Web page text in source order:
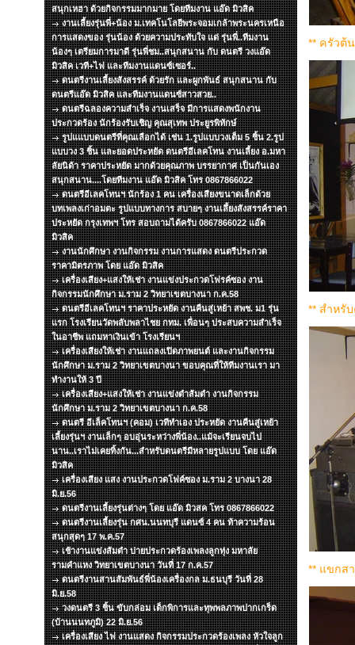
สนุกเหฮา ด้วยกิจกรรมมากมาย โดยทีมงาน แอ๊ด มิวสิค
งานเลี้ยงรุ่นพี่+น้อง ม.เทคโนโลยีพระจอมเกล้าพระนครเหนือ
การแสดงของ รุ่นน้อง ด้วยความประทับใจ แด่ รุ่นพี่..ทีมงาน
น้องๆ เตรียมการมาดี รุ่นพี่ชม..สนุกสนาน กับ ดนตรี วงแอ๊ด
มิวสิค เวที+ไฟ และทีมงานแดนซ์เซอร์..
ดนตรีงานเลี้ยงสังสรรค์ ด้วยรัก และผูกพันธ์ สนุกสนาน กับ
ดนตรีแอ๊ด มิวสิค และทีมงานแดนซ์สาวสวย..
ดนตรีฉลองความสำเร็จ งานเสร็จ มีการแสดงพนักงาน
ประกวดร้อง นักร้องรับเชิญ คุณสุเทพ ประยูรพิทักษ์
รูปแแบบดนตรีที่คุณเลือกได้ เช่น 1.รูปแบบวงเต็ม 5 ชิ้น 2.รูป
แบบวง 3 ชิ้น และยอดประหยัด ดนตรีอีเลคโทน งานเลี้ยง อ.มหา
ลัยนิด้า ราคาประหยัด มากด้วยคุณภาพ บรรยากาศ เป็นกันเอง
สนุกสนาน....โดยทีมงาน แอ๊ด มิวสิค โทร 0867866022
ดนตรีอีเลคโทนฯ นักร้อง 1 คน เครื่องเสียงขนาดเล็กด้วย
บทเพลงเก่าอมตะ รูปแบบทางการ สบายๆ งานเลึ้ยงสังสรรค์ราคา
ประหยัด กรุงเทพฯ โทร สอบถามได้ครับ 0867866022 แอ๊ด
มิวสิค
งานนักศึกษา งานกิจกรรม งานการแสดง ดนตรีประกวด
ราคามิตรภาพ โดย แอ๊ด มิวสิค
เครื่องเสียง+แสงให้เช่า งานแข่งประกวดโฟรค์ซอง งาน
กิจกรรมนักศึกษา ม.ราม 2 วิทยาเขตบางนา ก.ค.58
ดนตรีอีเลคโทนฯ ราคาประหยัด งานคืนสู่เหย้า สพช. ม1 รุ่น
แรก โรงเรียนวัดพลับพลาไชย กทม. เพื่อนๆ ประสบความสำเร็จ
ในอาชีพ แถมหาเงินเข้า โรงเรียนฯ
เครื่องเสียงให้เช่า งานแถลงเปิดภาพยนต์ และงานกิจกรรม
นักศึกษา ม.ราม 2 วิทยาเขตบางนา ขอบคุณที่ให้ทีมงานเรา มา
ทำงานให้ 3 ปี
เครื่องเสียง+แสงให้เช่า งานแข่งตำส้มตำ งานกิจกรรม
นักศึกษา ม.ราม 2 วิทยาเขตบางนา ก.ค.58
ดนตรี อีเล็คโทนฯ (คอม) เวทีทำเอง ประหยัด งานคืนสู่เหย้า
เลี้ยงรุ่นฯ งานเล็กๆ อบอุ่นระหว่างพี่น้อง..แม้จะเรียนจบไป
นาน..เราไม่เคยทิ้งกัน...สำหรับดนตรีมีหลายรูปแบบ โดย แอ๊ด
มิวสิค
เครื่องเสียง แสง งานประกวดโฟค์ซอง ม.ราม 2 บางนา 28
มิ.ย.56
ดนตรีงานเลี้ยงรุ่นต่างๆ โดย แอ๊ด มิวสค โทร 0867866022
ดนตรีงานเลี้ยงรุ่น กศน.นนทบุรี แดนซ์ 4 คน ท้าความร้อน
สนุกสุดๆ 17 พ.ค.57
เช้างานแข่งส้มตำ บ่ายประกวดร้องเพลงลูกทุ่ง มหาลัย
รามคำแหง วิทยาเขตบางนา วันที่ 17 ก.ค.57
ดนตรีงานสานสัมพันธ์พี่น้องเครื่องกล ม.ธนบุรี วันที่ 28
มิ.ย.58
วงดนตรี 3 ชิ้น ขับกล่อม เด็กพิการและทุพพลภาพปากเกร็ด
(บ้านนนทภูมิ) 22 มิ.ย.56
เครื่องเสียง ไฟ งานแสดง กิจกรรมประกวดร้องเพลง หัวใจลูก
** ครัวต้
** สำหรั
** แขกส